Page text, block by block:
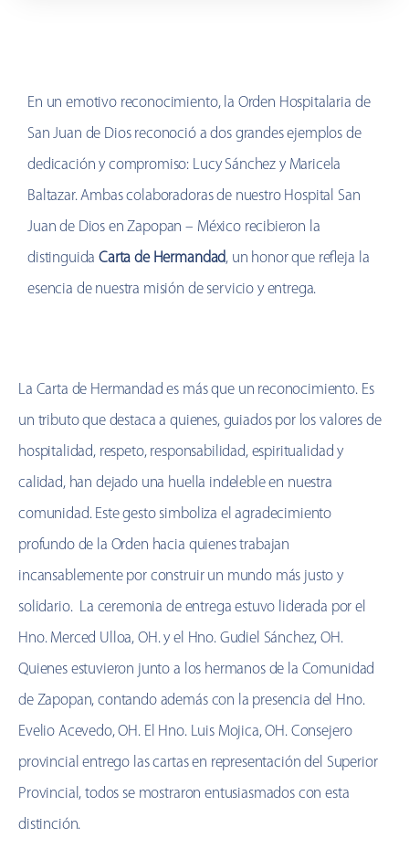
En un emotivo reconocimiento, la Orden Hospitalaria de
San Juan de Dios reconoció a dos grandes ejemplos de
dedicación y compromiso: Lucy Sánchez y Maricela
Baltazar. Ambas colaboradoras de nuestro Hospital San
Juan de Dios en Zapopan – México recibieron la
distinguidaCarta de Hermandad, un honor que refleja la
esencia de nuestra misión de servicio y entrega.
La Carta de Hermandad es más que un reconocimiento. Es
un tributo que destaca a quienes, guiados por los valores de
hospitalidad, respeto, responsabilidad, espiritualidad y
calidad, han dejado una huella indeleble en nuestra
comunidad. Este gesto simboliza el agradecimiento
profundo de la Orden hacia quienes trabajan
incansablemente por construir un mundo más justo y
solidario. La ceremonia de entrega estuvo liderada por el
Hno. Merced Ulloa, OH. y el Hno. Gudiel Sánchez, OH.
Quienes estuvieron junto a los hermanos de la Comunidad
de Zapopan, contando además con la presencia del Hno.
Evelio Acevedo, OH. El Hno. Luis Mojica, OH. Consejero
provincial entrego las cartas en representación del Superior
Provincial, todos se mostraron entusiasmados con esta
distinción.